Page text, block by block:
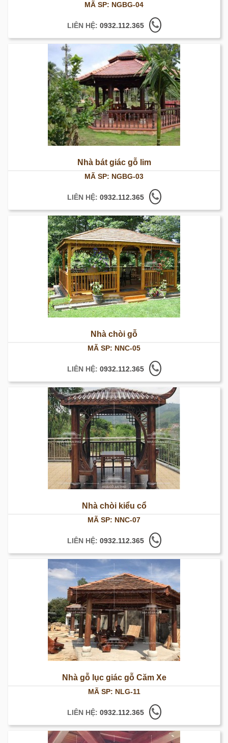
MÃ SP: NGBG-04
LIÊN HỆ: 0932.112.365
Nhà bát giác gỗ lim
MÃ SP: NGBG-03
LIÊN HỆ: 0932.112.365
Nhà chòi gỗ
MÃ SP: NNC-05
LIÊN HỆ: 0932.112.365
Nhà chòi kiểu cổ
MÃ SP: NNC-07
LIÊN HỆ: 0932.112.365
Nhà gỗ lục giác gỗ Căm Xe
MÃ SP: NLG-11
LIÊN HỆ: 0932.112.365